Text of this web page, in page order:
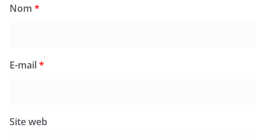
Nom *
E-mail*
Site web